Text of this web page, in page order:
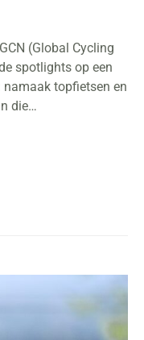
(Global Cycling
spotlights op een
namaak topfietsen en
die…